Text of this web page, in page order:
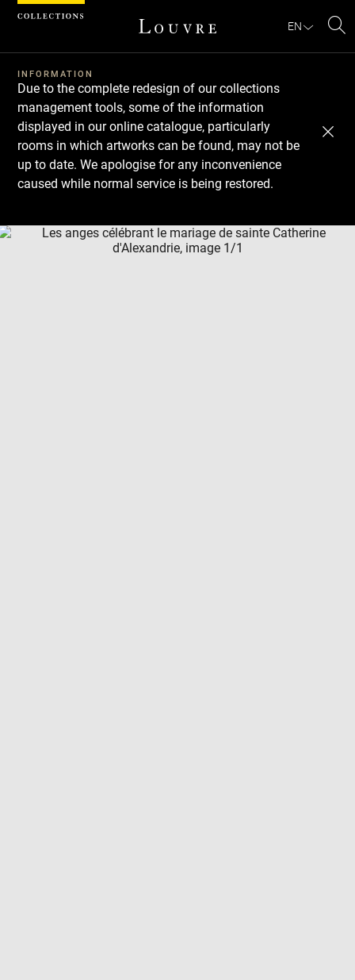
EN
INFORMATION
Due to the complete redesign of our collections
management tools, some of the information
displayed in our online catalogue, particularly
rooms in which artworks can be found, may not be
up to date. We apologise for any inconvenience
caused while normal service is being restored.
Download
Next
Previous
Cookies management panel